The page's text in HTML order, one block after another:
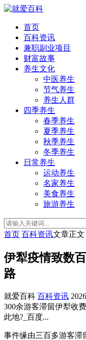
首页
百科资讯
兼职副业项目
财富故事
养生文化
中医养生
节气养生
养生人群
四季养生
春季养生
夏季养生
秋季养生
冬季养生
日常养生
运动养生
名家养生
美食养生
旅游养生
首页 百科资讯文章正文
伊犁疫情致数
路
就爱百科 百科资讯
300余游客滞留伊犁收
此地?_百度...
事件缘由三百多游客滞